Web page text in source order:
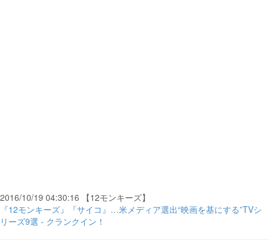
2016/10/19 04:30:16 【12モンキーズ】
『12モンキーズ』『サイコ』…米メディア選出“映画を基にする”TVシ
リーズ9選 - クランクイン！